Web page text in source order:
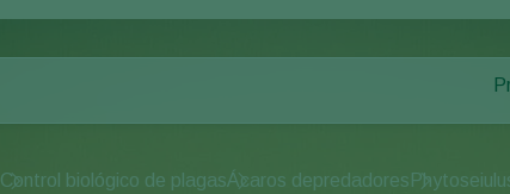
Control biológico de plagasÁcaros depredadores